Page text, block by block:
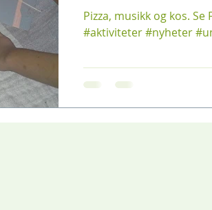
Pizza, musikk og kos.
#aktiviteter #nyheter